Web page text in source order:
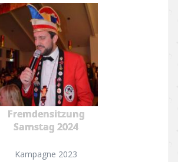
Fremdensitzung
Samstag 2024
Kampagne 2023